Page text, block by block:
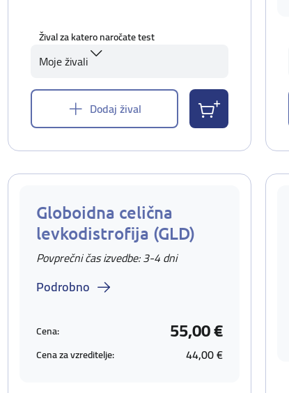
Žival za katero naročate test
Moje živali
Dodaj žival
Globoidna celična
levkodistrofija (GLD)
Povprečni čas izvedbe: 3-4 dni
Podrobno
Cena: 55,00 €
Cena za vzreditelje: 44,00 €